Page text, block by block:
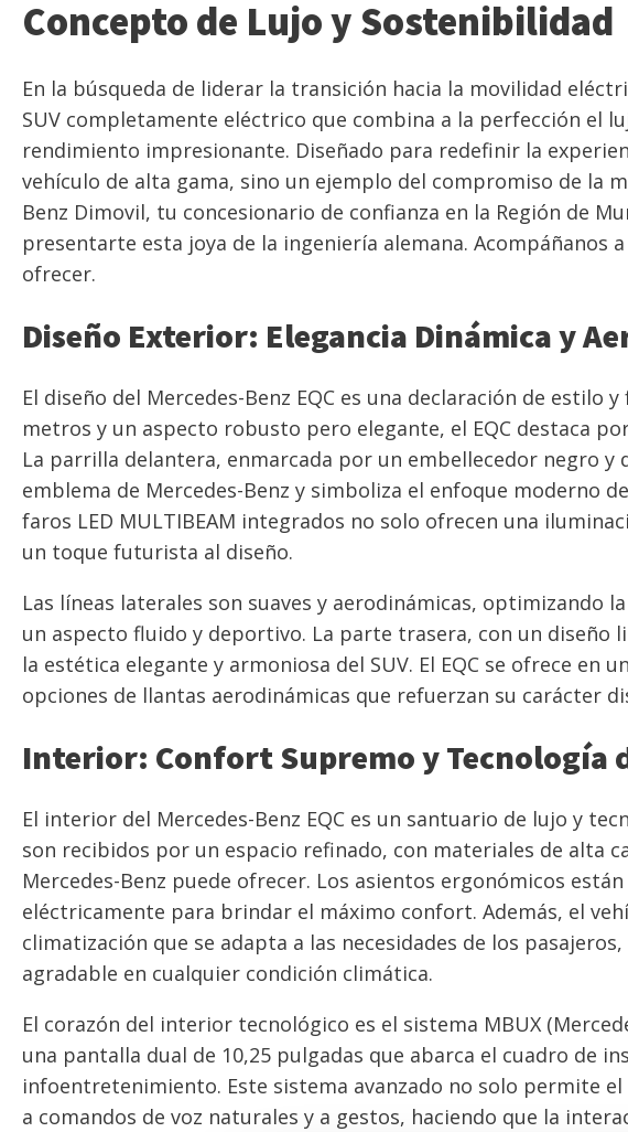
Concepto de Lujo y Sostenibilidad
En la búsqueda de liderar la transición hacia la movilidad
SUV completamente eléctrico que combina a la perfección el
rendimiento impresionante. Diseñado para redefinir la
vehículo de alta gama, sino un ejemplo del compromiso de la
Benz Dimovil, tu concesionario de confianza en la Región de
presentarte esta joya de la ingeniería alemana. Acompáñanos
ofrecer.
Diseño Exterior: Elegancia Dinámica y
El diseño del Mercedes-Benz EQC es una declaración de estilo
metros y un aspecto robusto pero elegante, el EQC destaca
La parrilla delantera, enmarcada por un embellecedor negro
emblema de Mercedes-Benz y simboliza el enfoque moderno
faros LED MULTIBEAM integrados no solo ofrecen una
un toque futurista al diseño.
Las líneas laterales son suaves y aerodinámicas, optimizando
un aspecto fluido y deportivo. La parte trasera, con un diseño
la estética elegante y armoniosa del SUV. El EQC se ofrece en
opciones de llantas aerodinámicas que refuerzan su carácter
Interior: Confort Supremo y Tecnología
El interior del Mercedes-Benz EQC es un santuario de lujo y
son recibidos por un espacio refinado, con materiales de alta
Mercedes-Benz puede ofrecer. Los asientos ergonómicos
eléctricamente para brindar el máximo confort. Además, el
climatización que se adapta a las necesidades de los
agradable en cualquier condición climática.
El corazón del interior tecnológico es el sistema MBUX
una pantalla dual de 10,25 pulgadas que abarca el cuadro de
infoentretenimiento. Este sistema avanzado no solo permite
a comandos de voz naturales y a gestos, haciendo que la